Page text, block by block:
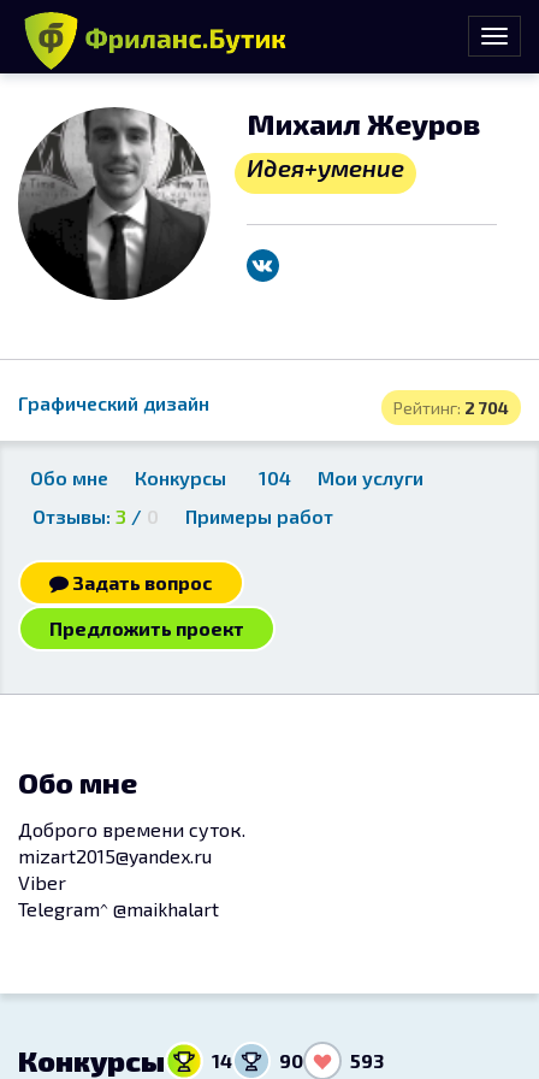
Михаил Жеуров
Идея+умение
Рейтинг: 2 704
Графический дизайн
Обо мне Конкурсы 104
Мои услуги
Отзывы: 3 / 0 Примеры работ
Задать вопрос
Предложить проект
Обо мне
Доброго времени суток.
mizart2015@yandex.ru
Viber
Telegram^ @maikhalart
Конкурсы 14 90 593